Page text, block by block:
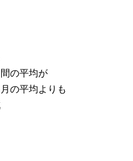
の平均が
の平均よりも